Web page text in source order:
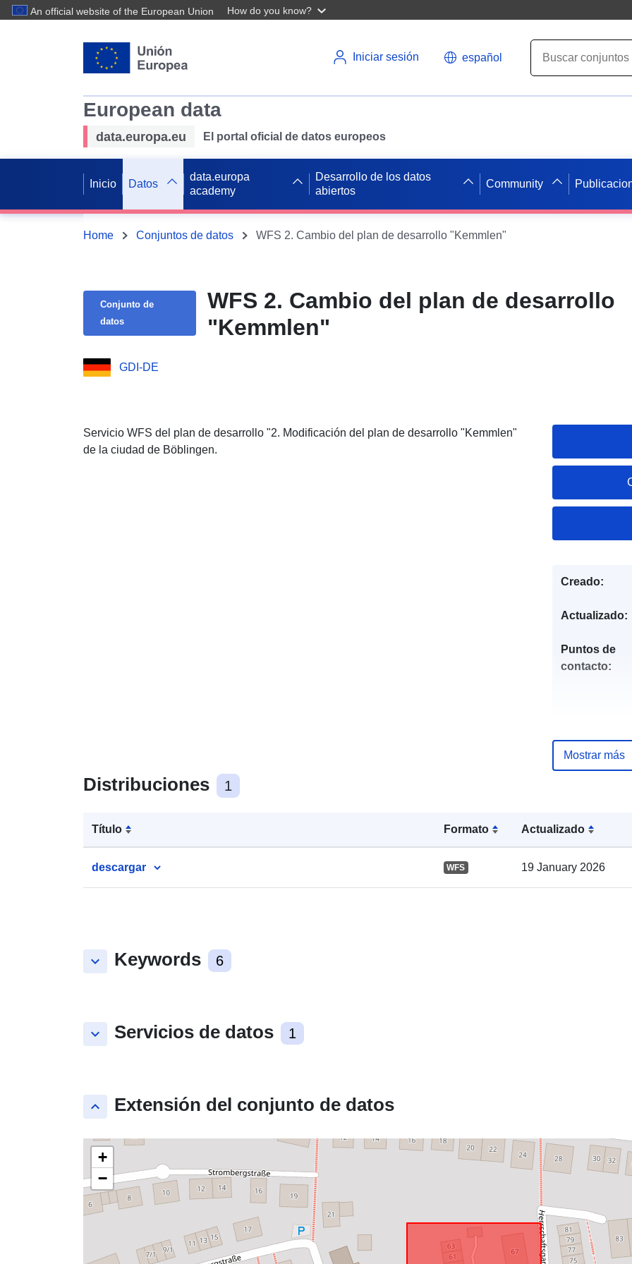
An official website of the European Union How do you know?
Iniciar sesión español
European data
data.europa.eu El portal oficial de datos europeos
Inicio Datos
data.europa
academy
Desarrollo de los datos
abiertos
Community
Home Conjuntos de datos WFS 2. Cambio del plan de desarrollo "Kemmlen"
Conjunto de
datos
WFS 2. Cambio del plan de desarrollo
"Kemmlen"
GDI-DE
Servicio WFS del plan de desarrollo "2. Modificación del plan de desarrollo "Kemmlen"
de la ciudad de Böblingen.
Distribuciones 1
Título Formato Actualizado
descargar WFS 19 January 2026
keyboard_arrow_down Keywords 6
keyboard_arrow_down Servicios de datos 1
keyboard_arrow_up Extensión del conjunto de datos
+
−
Creado:
Actualizado:
Puntos de
contacto:
Espacial:
uriRef:
Mostrar más